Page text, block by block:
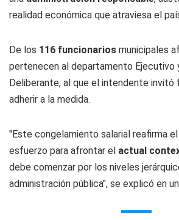
realidad económica que atraviesa el
De los 116 funcionarios municipales
pertenecen al departamento Ejecutivo
Deliberante, al que el intendente invitó
adherir a la medida.
"Este congelamiento salarial reafirma
esfuerzo para afrontar el actual
debe comenzar por los niveles
administración pública", se explicó en